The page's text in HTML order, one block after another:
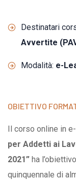
Destinatari
Avvertite
Modalità: e-
OBIETTIVO
Il corso online in
per Addetti ai
2021” ha
quinquennale di